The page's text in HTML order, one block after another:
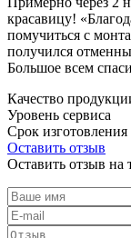
красавицу!
помучиться с
получился
Большое всем
Качество
Уровень сервиса
Срок изготовления
Оставить отзыв
Оставить отзыв на